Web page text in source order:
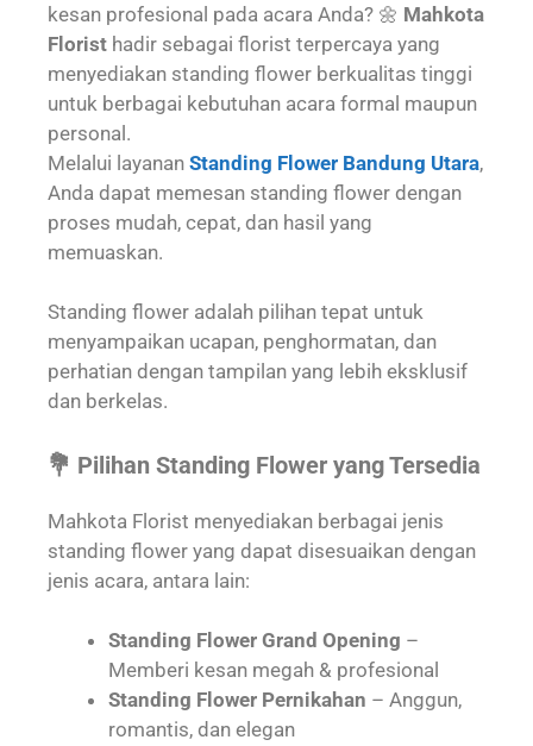
kesan profesional pada acara Anda? 🌼 Mahkota
Florist hadir sebagai florist terpercaya yang
menyediakan standing flower berkualitas tinggi
untuk berbagai kebutuhan acara formal maupun
personal.
Melalui layanan Standing Flower Bandung Utara,
Anda dapat memesan standing flower dengan
proses mudah, cepat, dan hasil yang
memuaskan.
Standing flower adalah pilihan tepat untuk
menyampaikan ucapan, penghormatan, dan
perhatian dengan tampilan yang lebih eksklusif
dan berkelas.
💐 Pilihan Standing Flower yang Tersedia
Mahkota Florist menyediakan berbagai jenis
standing flower yang dapat disesuaikan dengan
jenis acara, antara lain:
Standing Flower Grand Opening –
Memberi kesan megah & profesional
Standing Flower Pernikahan – Anggun,
romantis, dan elegan